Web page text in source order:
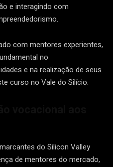
e interagindo com
com mentores experientes,
no
e na realização de seus
curso no Vale do Silício.
do Silicon Valley
de mentores do mercado,